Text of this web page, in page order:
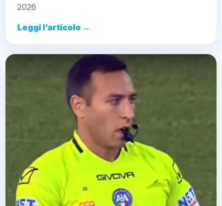
2026
Leggi l’articolo →